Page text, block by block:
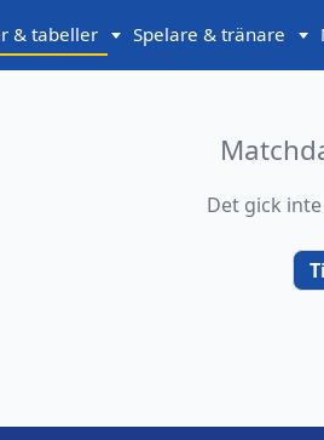
& tabeller Spelare & tränare
Det gick